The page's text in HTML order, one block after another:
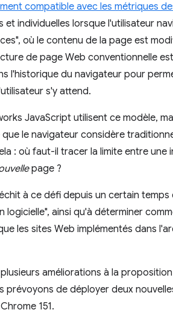
compatible avec les métriques
et individuelles lorsque l'utilisateur
où le contenu de la page est
de page Web conventionnelle
l'historique du navigateur pour
s'y attend.
JavaScript utilisent ce modèle,
le navigateur considère
: où faut-il tracer la limite entre une
page ?
à ce défi depuis un certain
logicielle", ainsi qu'à déterminer
les sites Web implémentés dans
améliorations à la
prévoyons de déployer deux
151.